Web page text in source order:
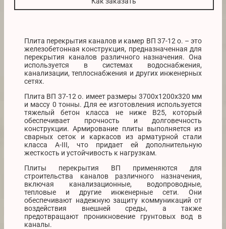
Плита перекрытия каналов и камер ВП 37-12 о. – это
железобетонная конструкция, предназначенная для
перекрытия каналов различного назначения. Она
используется в системах водоснабжения,
канализации, теплоснабжения и других инженерных
сетях.
Плита ВП 37-12 о. имеет размеры 3700х1200х320 мм
и массу 0 тонны. Для ее изготовления используется
тяжелый бетон класса не ниже B25, который
обеспечивает прочность и долговечность
конструкции. Армирование плиты выполняется из
сварных сеток и каркасов из арматурной стали
класса A-III, что придает ей дополнительную
жесткость и устойчивость к нагрузкам.
Плиты перекрытия ВП применяются для
строительства каналов различного назначения,
включая канализационные, водопроводные,
тепловые и другие инженерные сети. Они
обеспечивают надежную защиту коммуникаций от
воздействия внешней среды, а также
предотвращают проникновение грунтовых вод в
каналы.